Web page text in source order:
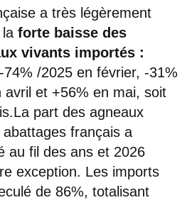
a très légèrement
forte baisse des
vivants importés :
/2025 en février, -31%
et +56% en mai, soit
part des agneaux
français a
au fil des ans et 2026
exception. Les imports
de 86%, totalisant